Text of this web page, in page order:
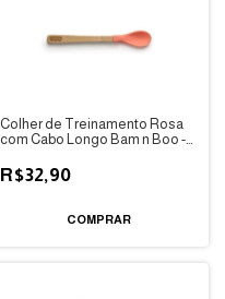
Colher de Treinamento Rosa
com Cabo Longo Bam n Boo -
R$32,90